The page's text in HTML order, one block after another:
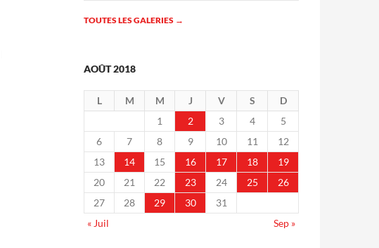
TOUTES LES GALERIES →
AOÛT 2018
L M M J V S
D
1
2 3 4
5
6
7 8 9 10 11
12
13
14 15 16 17 18
19
20
21 22 23 24 25
26
27
28 29 30
31
« Juil
Sep »